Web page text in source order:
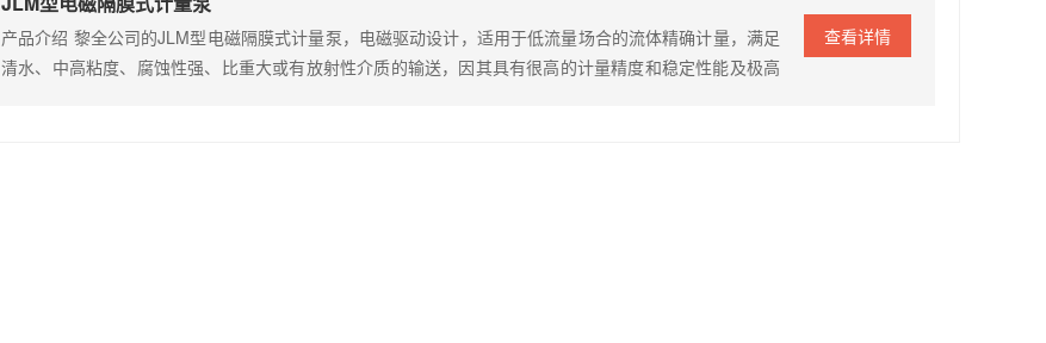
查看详情
产品介绍 黎全公司的JLM型电磁隔膜式计量泵，电磁驱动设计，适用于低流量场合的流体精确计量，满足
清水、中高粘度、腐蚀性强、比重大或有放射性介质的输送，因其具有很高的计量精度和稳定性能及极高